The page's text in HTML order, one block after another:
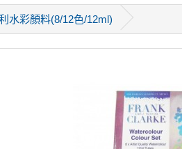
水彩顏料(8/12色/12ml)